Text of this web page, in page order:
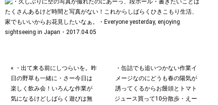
« ・出て来る前にしつらいを。昨
日の野草も一緒に︎・さー今日は
楽しく飲み会！いろんな作業が
気になるけどしばらく遊びは無
・缶詰でも追いつかない作業イ
メージなのにどうも春の陽気が
誘ってくるからお饅頭とトマト
ジュース買って10分散歩︎・えー